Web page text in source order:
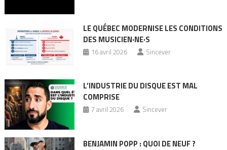
LE QUÉBEC MODERNISE LES CONDITIONS
DES MUSICIEN·NE·S
16 avril 2026 Sincever
L’INDUSTRIE DU DISQUE EST MAL
COMPRISE
7 avril 2026 Sincever
BENJAMIN POPP : QUOI DE NEUF ?